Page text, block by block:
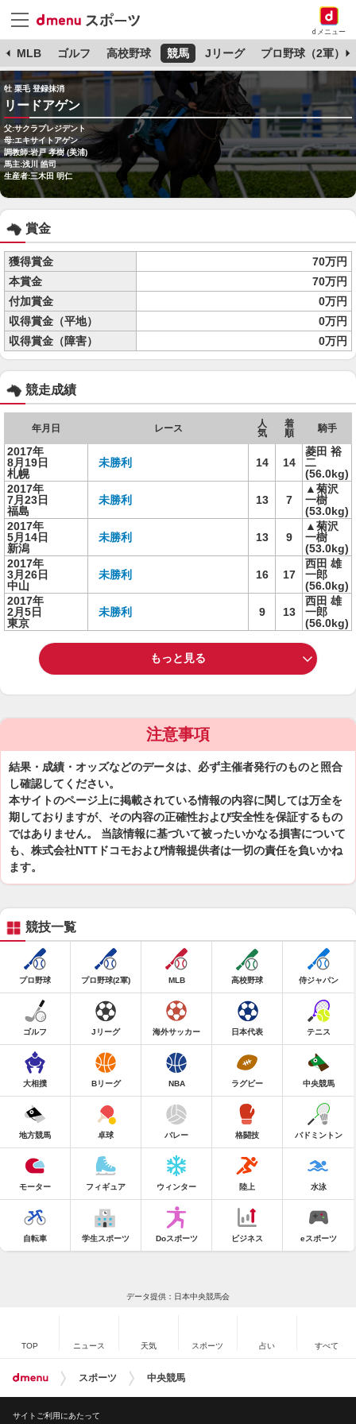
dメニュー
MLB ゴルフ 高校野球 競馬 Jリーグ プロ野球（2軍）
牡 栗毛 登録抹消
リードアゲン
父:サクラプレジデント
母:エキサイトアゲン
調教師:岩戸 孝樹 (美浦)
馬主:浅川 皓司
生産者:三木田 明仁
賞金
獲得賞金
70万円
本賞金
70万円
付加賞金
0万円
収得賞金（平地）
0万円
収得賞金（障害）
0万円
競走成績
年月日 レース
人
気
着
順
騎手
2017年
8月19日
札幌
未勝利 14 14
菱田 裕
二
(56.0kg)
2017年
7月23日
福島
未勝利 13 7
▲菊沢
一樹
(53.0kg)
2017年
5月14日
新潟
未勝利 13 9
▲菊沢
一樹
(53.0kg)
2017年
3月26日
中山
未勝利 16 17
西田 雄
一郎
(56.0kg)
2017年
2月5日
東京
未勝利 9 13
西田 雄
一郎
(56.0kg)
もっと見る
注意事項
結果・成績・オッズなどのデータは、必ず主催者発行のものと照合
し確認してください。
本サイトのページ上に掲載されている情報の内容に関しては万全を
期しておりますが、その内容の正確性および安全性を保証するもの
ではありません。 当該情報に基づいて被ったいかなる損害について
も、株式会社NTTドコモおよび情報提供者は一切の責任を負いかね
ます。
競技一覧
プロ野球 プロ野球(2軍) MLB 高校野球 侍ジャパン
ゴルフ Jリーグ 海外サッカー 日本代表 テニス
大相撲 Bリーグ NBA ラグビー 中央競馬
地方競馬 卓球 バレー 格闘技 バドミントン
モーター フィギュア ウィンター 陸上 水泳
自転車 学生スポーツ Doスポーツ ビジネス eスポーツ
データ提供：日本中央競馬会
TOP ニュース 天気 スポーツ 占い すべて
スポーツ 中央競馬
サイトご利用にあたって